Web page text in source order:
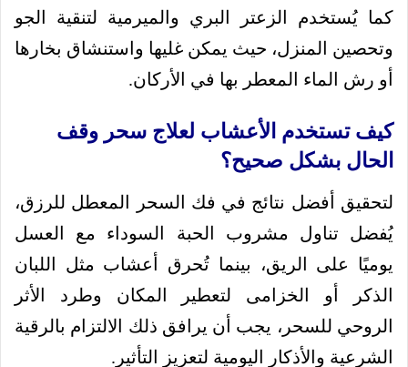
كما يُستخدم الزعتر البري والميرمية لتنقية الجو
وتحصين المنزل، حيث يمكن غليها واستنشاق بخارها
أو رش الماء المعطر بها في الأركان.
كيف تستخدم الأعشاب لعلاج سحر وقف
الحال بشكل صحيح؟
لتحقيق أفضل نتائج في فك السحر المعطل للرزق،
يُفضل تناول مشروب الحبة السوداء مع العسل
يوميًا على الريق، بينما تُحرق أعشاب مثل اللبان
الذكر أو الخزامى لتعطير المكان وطرد الأثر
الروحي للسحر، يجب أن يرافق ذلك الالتزام بالرقية
الشرعية والأذكار اليومية لتعزيز التأثير.